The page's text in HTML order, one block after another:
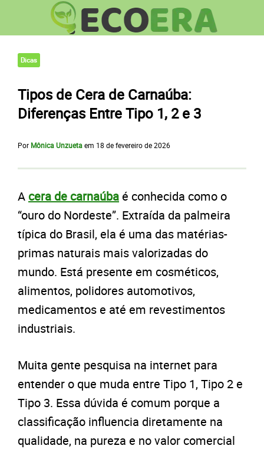
Dicas
Tipos de Cera de Carnaúba:
Diferenças Entre Tipo 1, 2 e 3
Por Mônica Unzuetaem 18 de fevereiro de 2026
A cera de carnaúba é conhecida como o
“ouro do Nordeste”. Extraída da palmeira
típica do Brasil, ela é uma das matérias-
primas naturais mais valorizadas do
mundo. Está presente em cosméticos,
alimentos, polidores automotivos,
medicamentos e até em revestimentos
industriais.
Muita gente pesquisa na internet para
entender o que muda entre Tipo 1, Tipo 2 e
Tipo 3. Essa dúvida é comum porque a
classificação influencia diretamente na
qualidade, na pureza e no valor comercial